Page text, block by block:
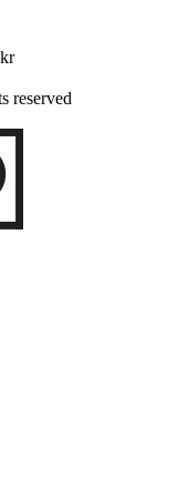
reserved